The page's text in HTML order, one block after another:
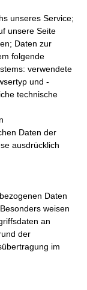
unseres Service;
unsere Seite
Daten zur
folgende
verwendete
und -
technische
Daten der
ausdrücklich
Daten
weisen
an
der
im